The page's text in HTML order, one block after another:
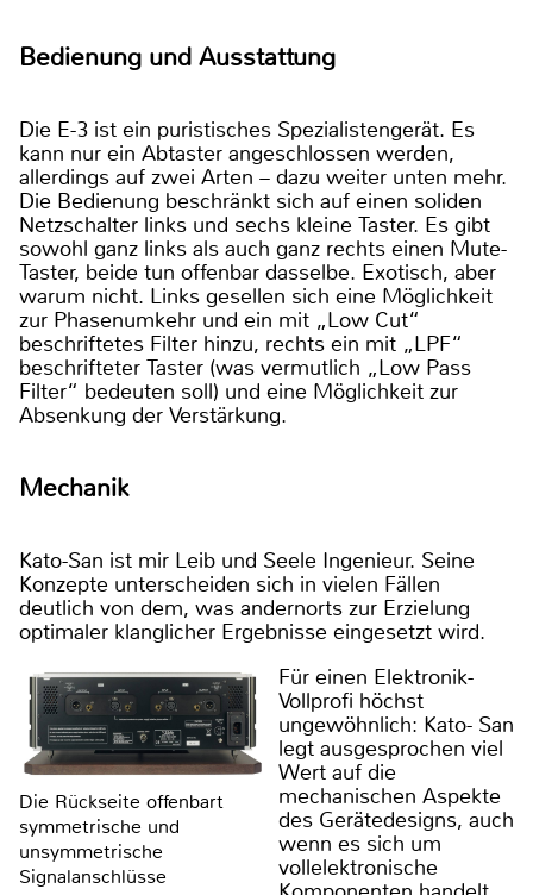
Bedienung und Ausstattung
Die E-3 ist ein puristisches Spezialistengerät. Es
kann nur ein Abtaster angeschlossen werden,
allerdings auf zwei Arten – dazu weiter unten mehr.
Die Bedienung beschränkt sich auf einen soliden
Netzschalter links und sechs kleine Taster. Es gibt
sowohl ganz links als auch ganz rechts einen Mute-
Taster, beide tun offenbar dasselbe. Exotisch, aber
warum nicht. Links gesellen sich eine Möglichkeit
zur Phasenumkehr und ein mit „Low Cut“
beschriftetes Filter hinzu, rechts ein mit „LPF“
beschrifteter Taster (was vermutlich „Low Pass
Filter“ bedeuten soll) und eine Möglichkeit zur
Absenkung der Verstärkung.
Mechanik
Kato-San ist mir Leib und Seele Ingenieur. Seine
Konzepte unterscheiden sich in vielen Fällen
deutlich von dem, was andernorts zur Erzielung
optimaler klanglicher Ergebnisse eingesetzt wird.
Die Rückseite offenbart
symmetrische und
unsymmetrische
Signalanschlüsse
Für einen Elektronik-
Vollprofi höchst
ungewöhnlich: Kato- San
legt ausgesprochen viel
Wert auf die
mechanischen Aspekte
des Gerätedesigns, auch
wenn es sich um
vollelektronische